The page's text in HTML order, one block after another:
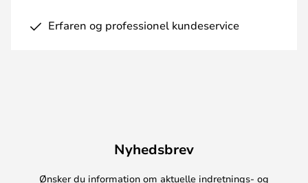
Erfaren og professionel kundeservice
Nyhedsbrev
Ønsker du information om aktuelle indretnings- og